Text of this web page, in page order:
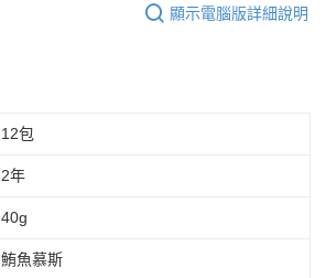
顯示電腦版詳細說明
12包
2年
40g
鮪魚慕斯